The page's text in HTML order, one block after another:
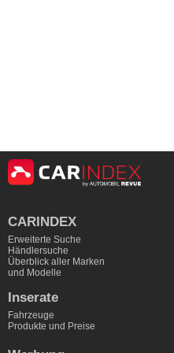
CARINDEX
Erweiterte Suche
Händlersuche
Überblick aller Marken
und Modelle
Inserate
Fahrzeuge
Produkte und Preise